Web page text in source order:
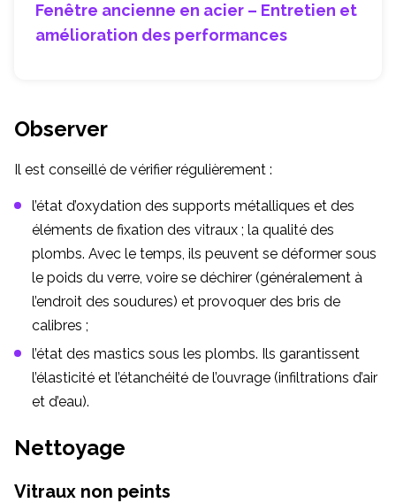
Fenêtre ancienne en acier – Entretien et
amélioration des performances
Observer
Il est conseillé de vérifier régulièrement :
l’état d’oxydation des supports métalliques et des
éléments de fixation des vitraux ; la qualité des
plombs. Avec le temps, ils peuvent se déformer sous
le poids du verre, voire se déchirer (généralement à
l’endroit des soudures) et provoquer des bris de
calibres ;
l’état des mastics sous les plombs. Ils garantissent
l’élasticité et l’étanchéité de l’ouvrage (infiltrations d’air
et d’eau).
Nettoyage
Vitraux non peints